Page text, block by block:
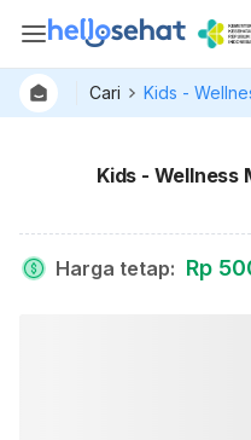
Cari
Kids - Wellness
Harga tetap: Rp